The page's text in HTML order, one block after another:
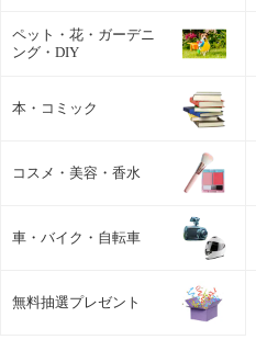
ペット・花・ガーデニ
ング・DIY
本・コミック
コスメ・美容・香水
車・バイク・自転車
無料抽選プレゼント